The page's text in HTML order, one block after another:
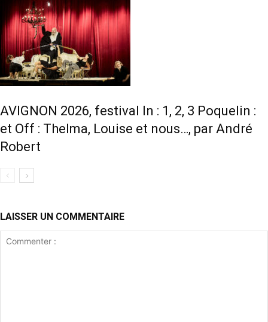
AVIGNON 2026, festival In : 1, 2, 3 Poquelin :
et Off : Thelma, Louise et nous…, par André
Robert
LAISSER UN COMMENTAIRE